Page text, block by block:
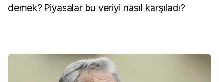
demek? Piyasalar bu veriyi nasıl karşıladı?